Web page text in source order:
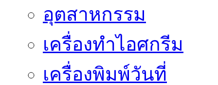
อุตสาหกรรม
เครื่องทำไอศกรีม
เครื่องพิมพ์วันที่